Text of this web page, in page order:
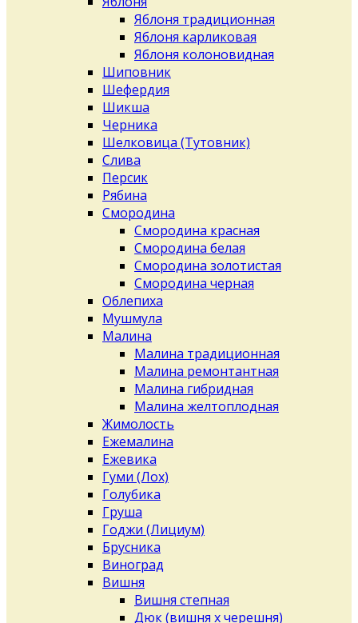
Яблоня традиционная
Яблоня карликовая
Яблоня колоновидная
Шиповник
Шефердия
Шикша
Черника
Шелковица (Тутовник)
Слива
Персик
Рябина
Смородина
Смородина красная
Смородина белая
Смородина золотистая
Смородина черная
Облепиха
Мушмула
Малина
Малина традиционная
Малина ремонтантная
Малина гибридная
Малина желтоплодная
Жимолость
Ежемалина
Ежевика
Гуми (Лох)
Голубика
Груша
Годжи (Лициум)
Брусника
Виноград
Вишня
Вишня степная
Дюк (вишня х черешня)